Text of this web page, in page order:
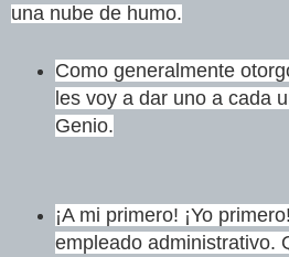
una nube de humo.
Como generalmente
les voy a dar uno a cada
Genio.
¡A mi primero! ¡Yo
empleado administrativo.